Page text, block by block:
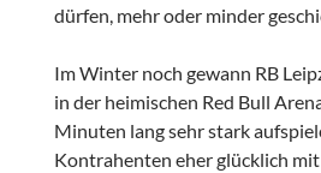
dürfen, mehr oder minder
Im Winter noch gewann RB
in der heimischen Red Bull
Minuten lang sehr stark
Kontrahenten eher glücklich